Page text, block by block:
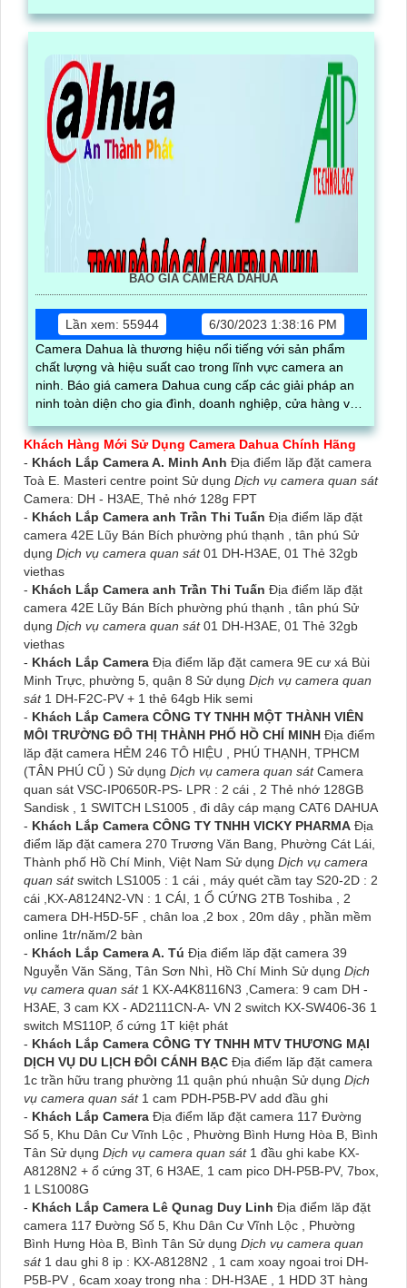
BÁO GIÁ CAMERA DAHUA
Lần xem: 55944
6/30/2023 1:38:16 PM
Camera Dahua là thương hiệu nổi tiếng với sản phẩm
chất lượng và hiệu suất cao trong lĩnh vực camera an
ninh. Báo giá camera Dahua cung cấp các giải pháp an
ninh toàn diện cho gia đình, doanh nghiệp, cửa hàng và
Khách Hàng Mới Sử Dụng Camera Dahua Chính Hãng
- Khách Lắp Camera A. Minh Anh Địa điểm lăp đặt camera
Toà E. Masteri centre point Sử dụng Dịch vụ camera quan sát
Camera: DH - H3AE, Thẻ nhớ 128g FPT
- Khách Lắp Camera anh Trần Thi Tuấn Địa điểm lăp đặt
camera 42E Lũy Bán Bích phường phú thạnh , tân phú Sử
dụng Dịch vụ camera quan sát01 DH-H3AE, 01 Thẻ 32gb
viethas
- Khách Lắp Camera anh Trần Thi Tuấn Địa điểm lăp đặt
camera 42E Lũy Bán Bích phường phú thạnh , tân phú Sử
dụng Dịch vụ camera quan sát01 DH-H3AE, 01 Thẻ 32gb
viethas
- Khách Lắp Camera Địa điểm lăp đặt camera 9E cư xá Bùi
Minh Trực, phường 5, quận 8 Sử dụng Dịch vụ camera quan
sát 1 DH-F2C-PV + 1 thẻ 64gb Hik semi
- Khách Lắp Camera CÔNG TY TNHH MỘT THÀNH VIÊN
MÔI TRƯỜNG ĐÔ THỊ THÀNH PHỐ HỒ CHÍ MINH Địa điểm
lăp đặt camera HẺM 246 TÔ HIỆU , PHÚ THẠNH, TPHCM
(TÂN PHÚ CŨ ) Sử dụng Dịch vụ camera quan sátCamera
quan sát VSC-IP0650R-PS- LPR : 2 cái , 2 Thẻ nhớ 128GB
Sandisk , 1 SWITCH LS1005 , đi dây cáp mạng CAT6 DAHUA
- Khách Lắp Camera CÔNG TY TNHH VICKY PHARMA Địa
điểm lăp đặt camera 270 Trương Văn Bang, Phường Cát Lái,
Thành phố Hồ Chí Minh, Việt Nam Sử dụng Dịch vụ camera
quan sátswitch LS1005 : 1 cái , máy quét cầm tay S20-2D : 2
cái ,KX-A8124N2-VN : 1 CÁI, 1 Ổ CỨNG 2TB Toshiba , 2
camera DH-H5D-5F , chân loa ,2 box , 20m dây , phần mềm
online 1tr/năm/2 bàn
- Khách Lắp Camera A. Tú Địa điểm lăp đặt camera 39
Nguyễn Văn Săng, Tân Sơn Nhì, Hồ Chí Minh Sử dụng Dịch
vụ camera quan sát 1 KX-A4K8116N3 ,Camera: 9 cam DH -
H3AE, 3 cam KX - AD2111CN-A- VN 2 switch KX-SW406-36 1
switch MS110P, ổ cứng 1T kiệt phát
- Khách Lắp Camera CÔNG TY TNHH MTV THƯƠNG MẠI
DỊCH VỤ DU LỊCH ĐÔI CÁNH BẠC Địa điểm lăp đặt camera
1c trần hữu trang phường 11 quận phú nhuận Sử dụng Dịch
vụ camera quan sát 1 cam PDH-P5B-PV add đầu ghi
- Khách Lắp Camera Địa điểm lăp đặt camera 117 Đường
Số 5, Khu Dân Cư Vĩnh Lộc , Phường Bình Hưng Hòa B, Bình
Tân Sử dụng Dịch vụ camera quan sát 1 đầu ghi kabe KX-
A8128N2 + ổ cứng 3T, 6 H3AE, 1 cam pico DH-P5B-PV, 7box,
1 LS1008G
- Khách Lắp Camera Lê Qunag Duy Linh Địa điểm lăp đặt
camera 117 Đường Số 5, Khu Dân Cư Vĩnh Lộc , Phường
Bình Hưng Hòa B, Bình Tân Sử dụng Dịch vụ camera quan
sát 1 dau ghi 8 ip : KX-A8128N2 , 1 cam xoay ngoai troi DH-
P5B-PV , 6cam xoay trong nha : DH-H3AE , 1 HDD 3T hàng